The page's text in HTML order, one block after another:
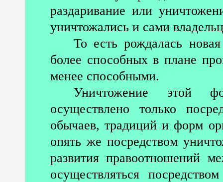
раздаривание или
уничтожались и сами
То есть рождалась
более способных в плане
менее способными.
Уничтожение этой
осуществлено только
обычаев, традиций и форм
опять же посредством
развития правоотношений
осуществляться